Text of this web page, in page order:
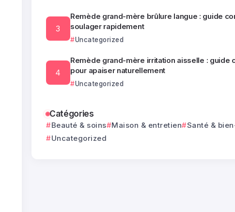
Remède grand-mère brûlure langue : guide
soulager rapidement
Uncategorized
Remède grand-mère irritation aisselle : guide
pour apaiser naturellement
Uncategorized
Catégories
Beauté & soins Maison & entretien
Santé &
Uncategorized